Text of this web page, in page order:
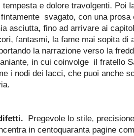
tempesta e dolore travolgenti. Poi
svagato, con una prosa
asciutta, fino ad arrivare ai
fantasmi, la fame mai sopita di
la narrazione verso la
in cui coinvolge il fratello
i nodi dei lacci, che puoi anche
Pregevole lo stile,
in centoquaranta pagine